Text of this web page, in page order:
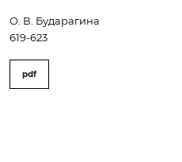
О. В. Бударагина
619-623
pdf